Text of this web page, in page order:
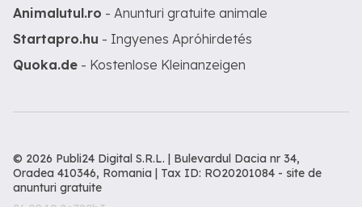
Animalutul.ro - Anunturi gratuite animale
Startapro.hu - Ingyenes Apróhirdetés
Quoka.de - Kostenlose Kleinanzeigen
© 2026 Publi24 Digital S.R.L. | Bulevardul Dacia nr 34,
Oradea 410346, Romania | Tax ID: RO20201084 - site de
anunturi gratuite